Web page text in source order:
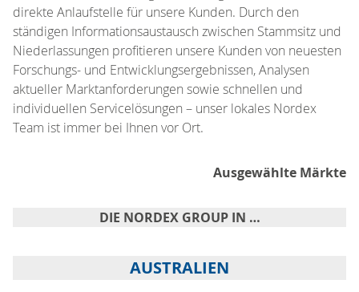
direkte Anlaufstelle für unsere Kunden. Durch den
ständigen Informationsaustausch zwischen Stammsitz und
Niederlassungen profitieren unsere Kunden von neuesten
Forschungs- und Entwicklungsergebnissen, Analysen
aktueller Marktanforderungen sowie schnellen und
individuellen Servicelösungen – unser lokales Nordex
Team ist immer bei Ihnen vor Ort.
Ausgewählte Märkte
DIE NORDEX GROUP IN …
AUSTRALIEN